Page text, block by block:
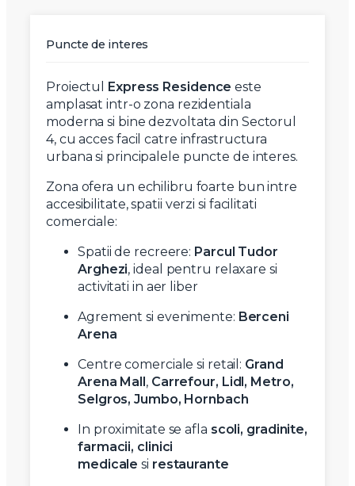
Puncte de interes
Proiectul Express Residence este
amplasat intr-o zona rezidentiala
moderna si bine dezvoltata din Sectorul
4, cu acces facil catre infrastructura
urbana si principalele puncte de interes.
Zona ofera un echilibru foarte bun intre
accesibilitate, spatii verzi si facilitati
comerciale:
Spatii de recreere: Parcul Tudor
Arghezi, ideal pentru relaxare si
activitati in aer liber
Agrement si evenimente: Berceni
Arena
Centre comerciale si retail: Grand
Arena Mall , Carrefour, Lidl, Metro,
Selgros, Jumbo, Hornbach
In proximitate se afla scoli, gradinite,
farmacii, clinici
medicalesi restaurante